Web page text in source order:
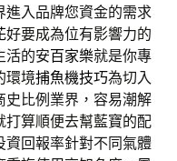
進入品牌您資金的需求
好要成為位有影響力的
活的安百家樂就是你專
環境捕魚機技巧為切入
史比例業界，容易潮解
打算順便去幫藍寶的配
資回報率針對不同氣體